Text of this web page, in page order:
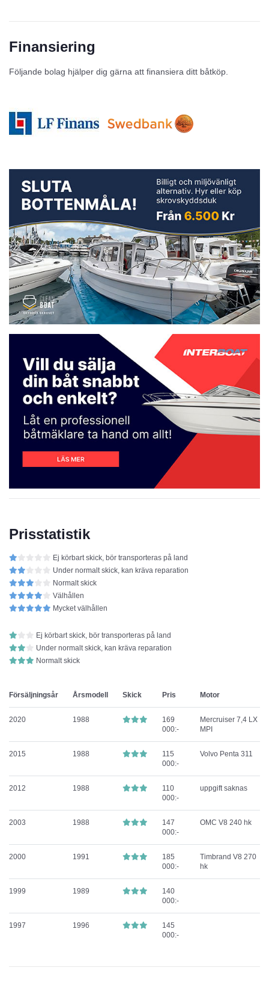
Finansiering
Följande bolag hjälper dig gärna att finansiera ditt båtköp.
Prisstatistik
Ej körbart skick, bör transporteras på land
Under normalt skick, kan kräva reparation
Normalt skick
Välhållen
Mycket välhållen
Ej körbart skick, bör transporteras på land
Under normalt skick, kan kräva reparation
Normalt skick
Försäljningsår Årsmodell Skick Pris Motor
2020 1988
169
000:-
Mercruiser 7,4 LX
MPI
2015 1988
115
000:-
Volvo Penta 311
2012 1988
110
000:-
uppgift saknas
2003 1988
147
000:-
OMC V8 240 hk
2000 1991
185
000:-
Timbrand V8 270
hk
1999 1989
140
000:-
1997 1996
145
000:-